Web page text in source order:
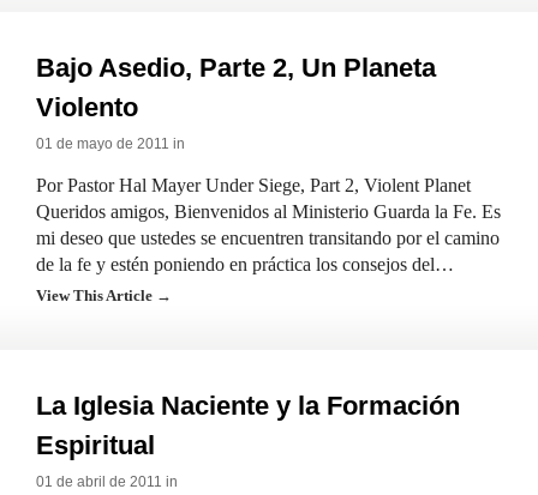
Bajo Asedio, Parte 2, Un Planeta
Violento
01 de mayo de 2011 in
Por Pastor Hal Mayer Under Siege, Part 2, Violent Planet
Queridos amigos, Bienvenidos al Ministerio Guarda la Fe. Es
mi deseo que ustedes se encuentren transitando por el camino
de la fe y estén poniendo en práctica los consejos del…
View This Article →
La Iglesia Naciente y la Formación
Espiritual
01 de abril de 2011 in